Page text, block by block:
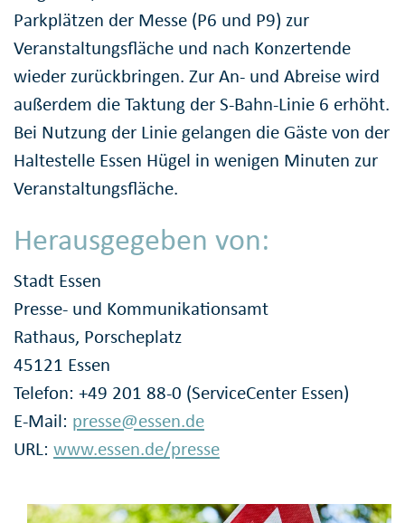
Parkplätzen der Messe (P6 und P9) zur
Veranstaltungsfläche und nach Konzertende
wieder zurückbringen. Zur An- und Abreise wird
außerdem die Taktung der S-Bahn-Linie 6 erhöht.
Bei Nutzung der Linie gelangen die Gäste von der
Haltestelle Essen Hügel in wenigen Minuten zur
Veranstaltungsfläche.
Herausgegeben von:
Stadt Essen
Presse- und Kommunikationsamt
Rathaus, Porscheplatz
45121 Essen
Telefon: +49 201 88-0 (ServiceCenter Essen)
E-Mail: presse@essen.de
URL: www.essen.de/presse